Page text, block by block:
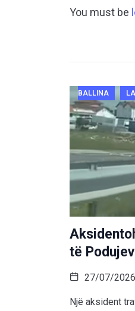
You must be
BALLINA
të
27/07/2026
Një aksident